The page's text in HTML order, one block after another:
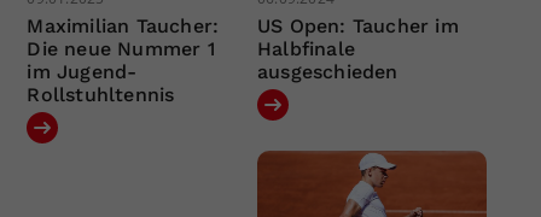
Maximilian Taucher:
Die neue Nummer 1
im Jugend-
Rollstuhltennis
US Open: Taucher im
Halbfinale
ausgeschieden